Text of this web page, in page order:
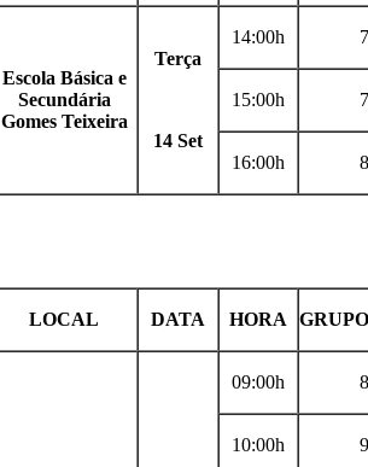
Escola Básica e
Secundária
Gomes Teixeira
Terça
14 Set
14:00h
15:00h
16:00h
LOCAL DATA HORA
09:00h
10:00h